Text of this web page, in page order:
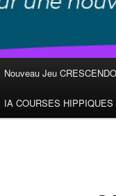
Aller
au
Nouveau Jeu CRESCENDO
IA COURSES HIPPIQUES